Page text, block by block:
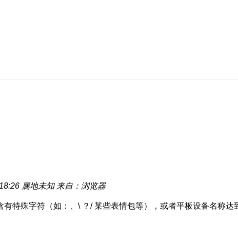
属地未知 来自：浏览器
特殊字符（如：、\ ？/ 某些表情包等），或者平板设备名称